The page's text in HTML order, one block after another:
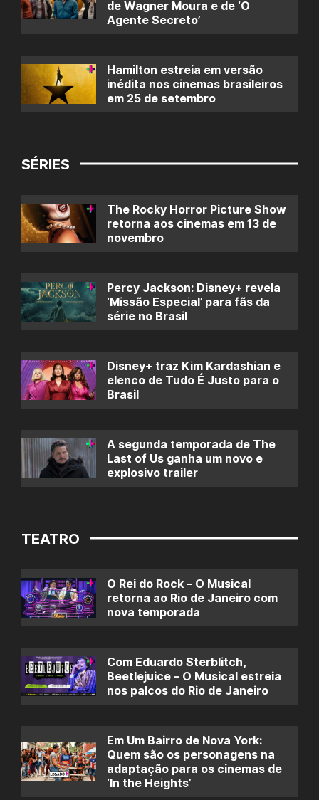
de Wagner Moura e de ‘O
Agente Secreto’
Hamilton estreia em versão
inédita nos cinemas brasileiros
em 25 de setembro
SÉRIES
The Rocky Horror Picture Show
retorna aos cinemas em 13 de
novembro
Percy Jackson: Disney+ revela
‘Missão Especial’ para fãs da
série no Brasil
Disney+ traz Kim Kardashian e
elenco de Tudo É Justo para o
Brasil
A segunda temporada de The
Last of Us ganha um novo e
explosivo trailer
TEATRO
O Rei do Rock – O Musical
retorna ao Rio de Janeiro com
nova temporada
Com Eduardo Sterblitch,
Beetlejuice – O Musical estreia
nos palcos do Rio de Janeiro
Em Um Bairro de Nova York:
Quem são os personagens na
adaptação para os cinemas de
‘In the Heights’